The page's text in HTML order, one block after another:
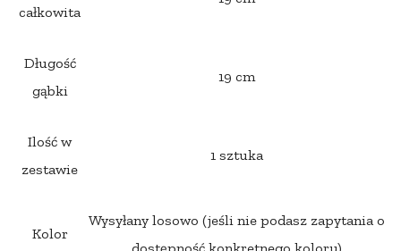
całkowita
Długość
gąbki
19 cm
Ilość w
zestawie
1 sztuka
Kolor
Wysyłany losowo (jeśli nie podasz zapytania o